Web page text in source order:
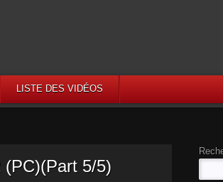
LISTE DES VIDÉOS
(PC)(Part 5/5)